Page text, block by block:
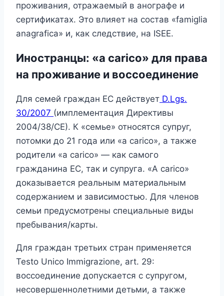
проживания, отражаемый в анографе и
сертификатах. Это влияет на состав «famiglia
anagrafica» и, как следствие, на ISEE.
Иностранцы: «a carico» для права
на проживание и воссоединение
Для семей граждан ЕС действует D.Lgs.
30/2007 (имплементация Директивы
2004/38/CE). К «семье» относятся супруг,
потомки до 21 года или «a carico», а также
родители «a carico» — как самого
гражданина ЕС, так и супруга. «A carico»
доказывается реальным материальным
содержанием и зависимостью. Для членов
семьи предусмотрены специальные виды
пребывания/карты.
Для граждан третьих стран применяется
Testo Unico Immigrazione, art. 29:
воссоединение допускается с супругом,
несовершеннолетними детьми, а также